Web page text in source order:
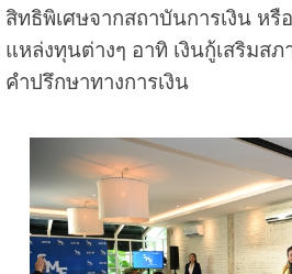
สิทธิพิเศษจากสถาบันการเงิน ห
แหล่งทุนต่างๆ อาทิ เงินกู้เสริมส
คำปรึกษาทางการเงิน